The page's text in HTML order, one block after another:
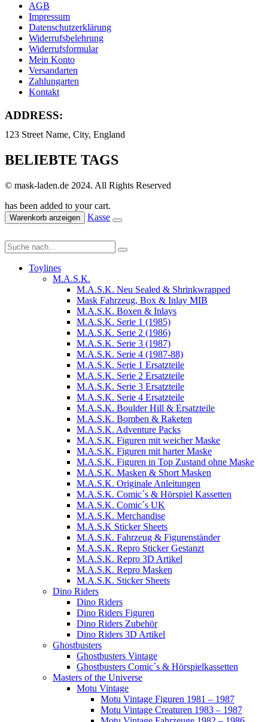
AGB
Impressum
Datenschutzerklärung
Widerrufsbelehrung
Widerrufsformular
Mein Konto
Versandarten
Zahlungarten
Kontakt
ADDRESS:
123 Street Name, City, England
BELIEBTE TAGS
© mask-laden.de 2024. All Rights Reserved
has been added to your cart.
Warenkorb anzeigen Kasse
Toylines
M.A.S.K.
M.A.S.K. Neu Sealed & Shrinkwrapped
Mask Fahrzeug, Box & Inlay MIB
M.A.S.K. Boxen & Inlays
M.A.S.K. Serie 1 (1985)
M.A.S.K. Serie 2 (1986)
M.A.S.K. Serie 3 (1987)
M.A.S.K. Serie 4 (1987-88)
M.A.S.K. Serie 1 Ersatzteile
M.A.S.K. Serie 2 Ersatzteile
M.A.S.K. Serie 3 Ersatzteile
M.A.S.K. Serie 4 Ersatzteile
M.A.S.K. Boulder Hill & Ersatzteile
M.A.S.K. Bomben & Raketen
M.A.S.K. Adventure Packs
M.A.S.K. Figuren mit weicher Maske
M.A.S.K. Figuren mit harter Maske
M.A.S.K. Figuren in Top Zustand ohne Maske
M.A.S.K. Masken & Short Masken
M.A.S.K. Originale Anleitungen
M.A.S.K. Comic´s & Hörspiel Kassetten
M.A.S.K. Comic´s UK
M.A.S.K. Merchandise
M.A.S.K Sticker Sheets
M.A.S.K. Fahrzeug & Figurenständer
M.A.S.K. Repro Sticker Gestanzt
M.A.S.K. Repro 3D Artikel
M.A.S.K. Repro Masken
M.A.S.K. Sticker Sheets
Dino Riders
Dino Riders
Dino Riders Figuren
Dino Riders Zubehör
Dino Riders 3D Artikel
Ghostbusters
Ghostbusters Vintage
Ghostbusters Comic´s & Hörspielkassetten
Masters of the Universe
Motu Vintage
Motu Vintage Figuren 1981 – 1987
Motu Vintage Creaturen 1983 – 1987